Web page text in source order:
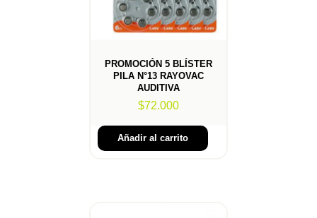
PROMOCIÓN 5 BLÍSTER
PILA N°13 RAYOVAC
AUDITIVA
$72.000
Añadir al carrito